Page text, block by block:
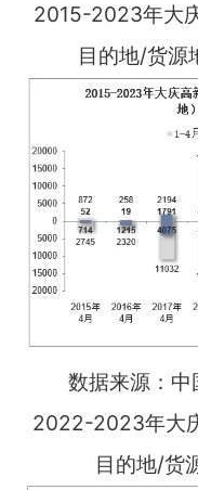
2015-2023年大
目的地/货源
数据来源：
2022-2023年大
目的地/货